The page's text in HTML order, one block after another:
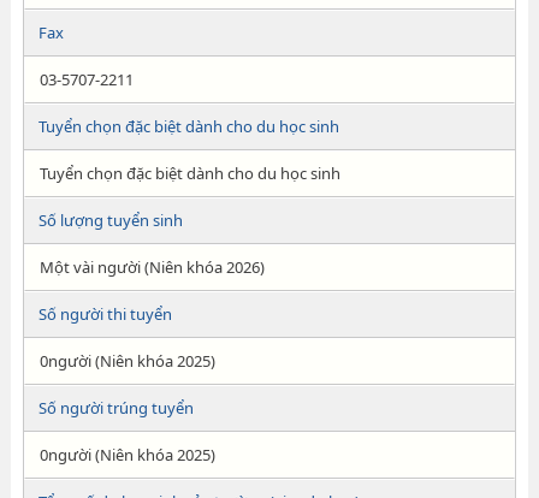
Fax
03-5707-2211
Tuyển chọn đặc biệt dành cho du học sinh
Tuyển chọn đặc biệt dành cho du học sinh
Số lượng tuyển sinh
Một vài người (Niên khóa 2026)
Số người thi tuyển
0người (Niên khóa 2025)
Số người trúng tuyển
0người (Niên khóa 2025)